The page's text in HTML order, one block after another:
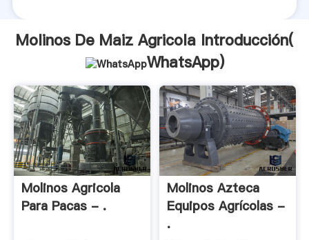
Molinos De Maiz Agricola Introducción(
WhatsApp)
Molinos Agricola
Para Pacas - .
Molinos Azteca
Equipos Agrícolas -
.